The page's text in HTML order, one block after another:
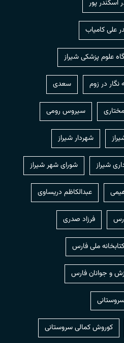
اسکندر پور
علی کامیاب
علوم پزشکی شیراز
نگار در زوم سعدی
سیروس رومی
شهردار شیراز
شیراز شورای شهر شیراز
عبدالکاظم دریساوی
فرزاد صدری
ملی فارس
و جوانان فارس
کوروش کمالی سروستانی